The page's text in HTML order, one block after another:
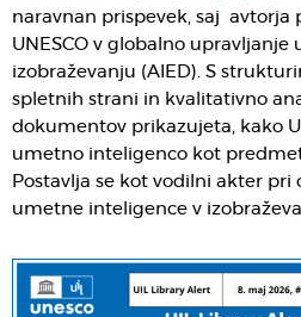
naravnan prispevek, saj avtorja
UNESCO v globalno
izobraževanju (AIED). S
spletnih strani in kvalitativno
dokumentov prikazujeta, kako
umetno inteligenco kot
Postavlja se kot vodilni akter
umetne inteligence v